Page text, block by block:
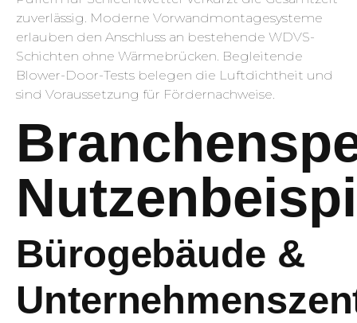
zuverlässig. Moderne Vorwand­montagesysteme
erlauben den Anschluss an bestehende WDVS-
Schichten ohne Wärme­brücken. Begleitende
Blower-Door-Tests belegen die Luftdichtheit und
sind Voraussetzung für Fördernachweise.
Bürogebäude &